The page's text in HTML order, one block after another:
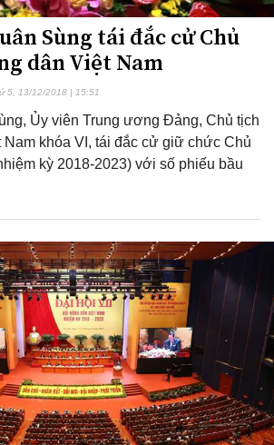
Sùng tái đắc cử Chủ
dân Việt Nam
5, 13/12/2018 | 15:51
Ủy viên Trung ương Đảng, Chủ tịch
Nam khóa VI, tái đắc cử giữ chức Chủ
kỳ 2018-2023) với số phiếu bầu